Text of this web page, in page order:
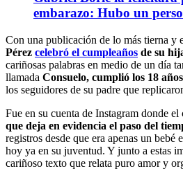
embarazo: Hubo un
Con una publicación de lo más tierna y
Pérez celebró el cumpleaños de su
cariñosas palabras en medio de un día
llamada Consuelo, cumplió los 18
los seguidores de su padre que
Fue en su cuenta de Instagram donde
que deja en evidencia el paso del
registros desde que era apenas un bebé
hoy ya en su juventud. Y junto a estas
cariñoso texto que relata puro amor y